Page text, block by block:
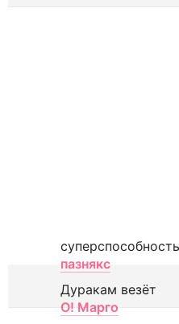
суперспособность
пазнякс
Дуракам везёт
О! Марго